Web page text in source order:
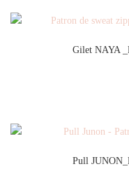
Gilet NAYA
Pull